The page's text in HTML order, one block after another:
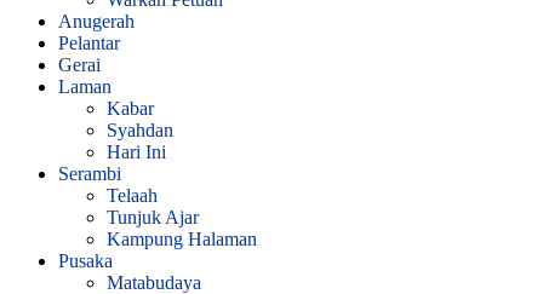
Anugerah
Pelantar
Gerai
Laman
Kabar
Syahdan
Hari Ini
Serambi
Telaah
Tunjuk Ajar
Kampung Halaman
Pusaka
Matabudaya